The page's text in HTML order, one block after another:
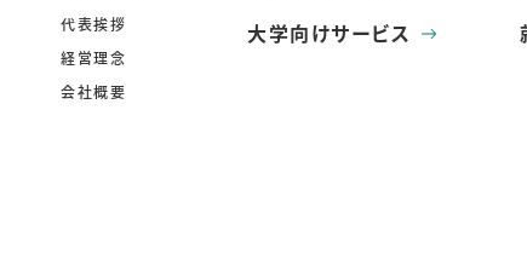
代表挨拶
経営理念
会社概要
大学向けサービス